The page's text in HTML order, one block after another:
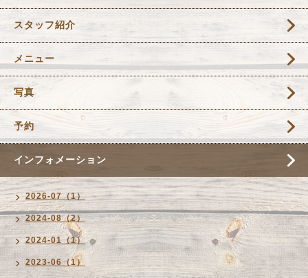
スタッフ紹介
メニュー
写真
予約
インフォメーション
2026-07（1）
2024-08（2）
2024-01（1）
2023-06（1）